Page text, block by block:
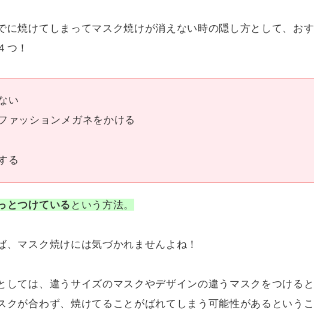
に焼けてしまってマスク焼けが消えない時の隠し方として、おす
つ！
い
ァッションメガネをかける
る
とつけている という方法。
、マスク焼けには気づかれませんよね！
しては、違うサイズのマスクやデザインの違うマスクをつけると
クが合わず、焼けてることがばれてしまう可能性があるというこ